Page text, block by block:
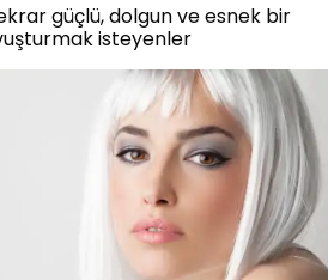
güçlü, dolgun ve esnek bir
isteyenler